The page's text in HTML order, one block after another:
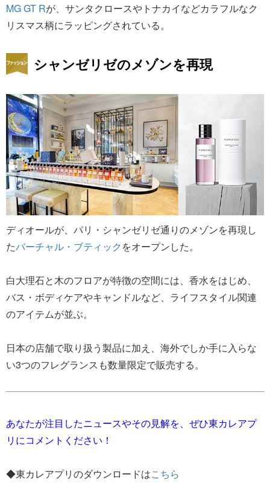
MG GT Rが、サンタクロースやトナカイなどカラフルなク
リスマス柄にラッピングされている。
シャンゼリゼのメゾンを再現
ディオールが、パリ・シャンゼリゼ通りのメゾンを再現し
たバーチャル・ブティック をオープンした。
白大理石と木のフロアが特徴の空間には、香水をはじめ、
バス・ボディケアやキャンドルなど、ライフスタイル関連
のアイテムが並ぶ。
日本の店舗で取り扱う製品に加え、海外でしか手に入らな
い3つのフレグランスも数量限定で販売する。
あなたが注目したニュースやその見解を、ぜひ東カレアプ
リにコメントください！
◆東カレアプリのダウンロードはこちら